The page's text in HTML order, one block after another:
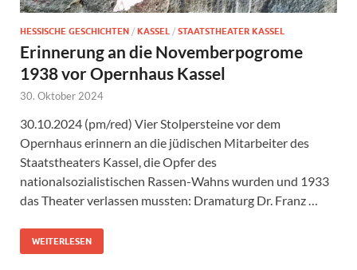
HESSISCHE GESCHICHTEN / KASSEL / STAATSTHEATER KASSEL
Erinnerung an die Novemberpogrome
1938 vor Opernhaus Kassel
30. Oktober 2024
30.10.2024 (pm/red) Vier Stolpersteine vor dem
Opernhaus erinnern an die jüdischen Mitarbeiter des
Staatstheaters Kassel, die Opfer des
nationalsozialistischen Rassen-Wahns wurden und 1933
das Theater verlassen mussten: Dramaturg Dr. Franz …
WEITERLESEN